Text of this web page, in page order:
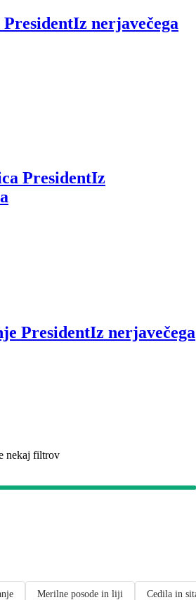
Iz nerjavečega
PresidentIz
PresidentIz nerjavečega
nekaj filtrov
Merilne posode in liji Cedila in